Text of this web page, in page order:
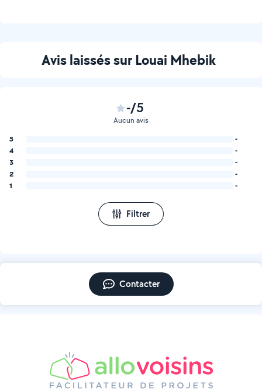
Avis laissés sur Louai Mhebik
-/5
Aucun avis
5
-
4
-
3
-
2
-
1
-
Filtrer
Contacter